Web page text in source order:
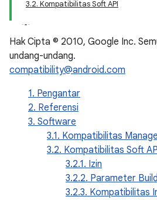
3.2. Kompatibilitas Soft API
Hak Cipta © 2010, Google Inc.
undang-undang.
compatibility@android.com
1. Pengantar
2. Referensi
3. Software
3.1. Kompatibilitas
3.2. Kompatibilitas Soft
3.2.1. Izin
3.2.2. Parameter Build
3.2.3. Kompatibilitas